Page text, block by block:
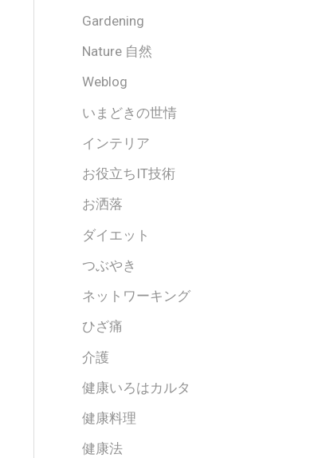
Gardening
Nature 自然
Weblog
いまどきの世情
インテリア
お役立ちIT技術
お洒落
ダイエット
つぶやき
ネットワーキング
ひざ痛
介護
健康いろはカルタ
健康料理
健康法